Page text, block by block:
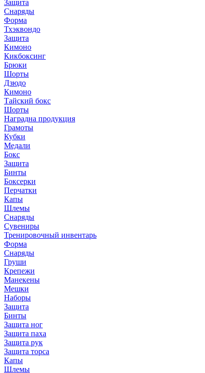
Защита
Снаряды
Форма
Тхэквондо
Защита
Кимоно
Кикбоксинг
Брюки
Шорты
Дзюдо
Кимоно
Тайский бокс
Шорты
Наградна продукция
Грамоты
Кубки
Медали
Бокс
Защита
Бинты
Боксерки
Перчатки
Капы
Шлемы
Снаряды
Сувениры
Тренировочный инвентарь
Форма
Снаряды
Груши
Крепежи
Манекены
Мешки
Наборы
Защита
Бинты
Защита ног
Защита паха
Защита рук
Защита торса
Капы
Шлемы